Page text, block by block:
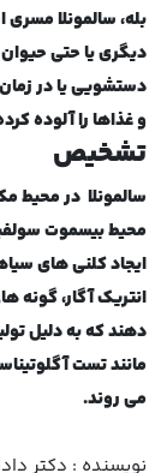
بله، سالمونلا
دیگری یا حتی
دستشویی یا در
و غذاها را آلوده
تشخیص
سالمونلا در محیط
محیط بیسموت
ایجاد کلنی های
انتریک آگار، گونه
دهند که به دلیل
مانند تست
می روند.
نویسنده : دکتر